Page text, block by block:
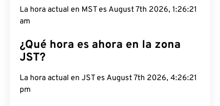
La hora actual en MST es August 7th 2026, 1:26:22
am
¿Qué hora es ahora en la zona
JST?
La hora actual en JST es August 7th 2026, 4:26:22
pm